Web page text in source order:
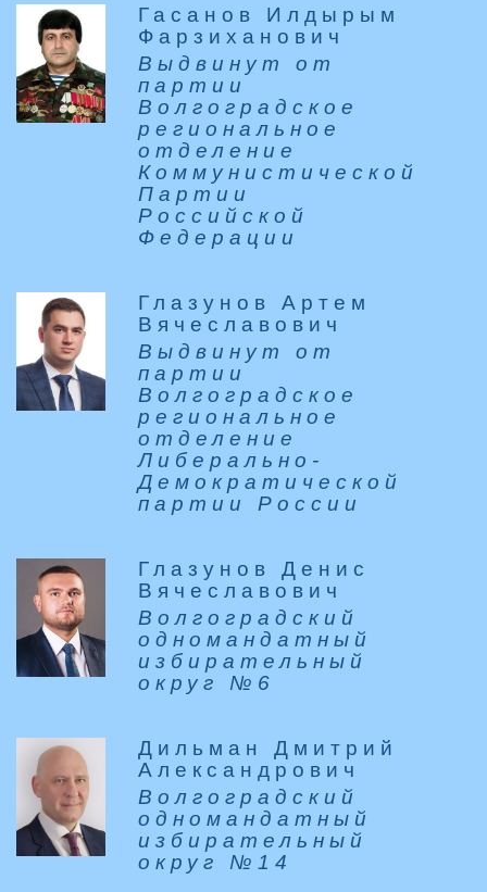
Гасанов Илдырым
Фарзиханович
Выдвинут от
партии
Волгоградское
региональное
отделение
Коммунистической
Партии
Российской
Федерации
Глазунов Артем
Вячеславович
Выдвинут от
партии
Волгоградское
региональное
отделение
Либерально-
Демократической
партии России
Глазунов Денис
Вячеславович
Волгоградский
одномандатный
избирательный
округ №6
Дильман Дмитрий
Александрович
Волгоградский
одномандатный
избирательный
округ №14